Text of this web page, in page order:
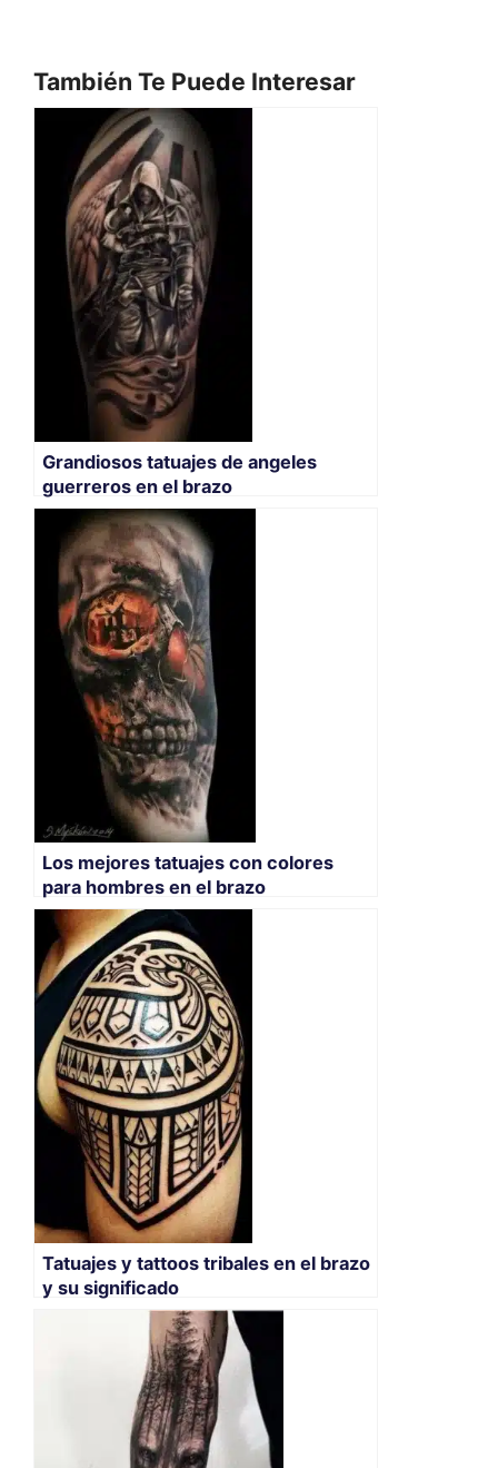
También Te Puede Interesar
Grandiosos tatuajes de angeles
guerreros en el brazo
Los mejores tatuajes con colores
para hombres en el brazo
Tatuajes y tattoos tribales en el brazo
y su significado